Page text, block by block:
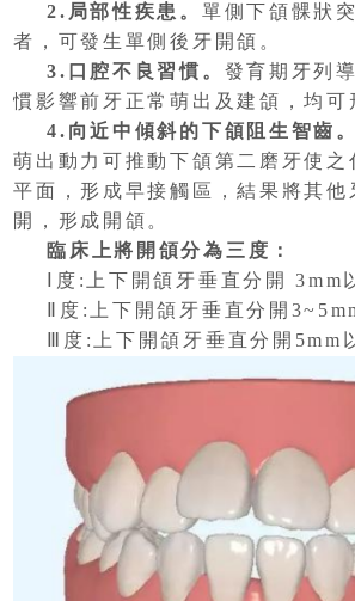
2.局部性疾患。 單側下頜髁狀
者，可發生單側後牙開頜。
3.口腔不良習慣。 發育期牙列
慣影響前牙正常萌出及建頜，均可
4.向近中傾斜的下頜阻生智齒。
萌出動力可推動下頜第二磨牙使之
平面，形成早接觸區，結果將其他
開，形成開頜。
臨床上將開頜分為三度：
Ⅰ度:上下開頜牙垂直分開 3mm
Ⅱ度:上下開頜牙垂直分開
Ⅲ度:上下開頜牙垂直分開5mm